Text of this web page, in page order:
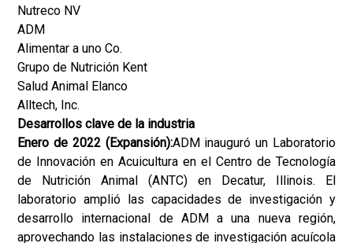
Nutreco NV
ADM
Alimentar a uno Co.
Grupo de Nutrición Kent
Salud Animal Elanco
Alltech, Inc.
Desarrollos clave de la industria
Enero de 2022 (Expansión):ADM inauguró un Laboratorio
de Innovación en Acuicultura en el Centro de Tecnología
de Nutrición Animal (ANTC) en Decatur, Illinois. El
laboratorio amplió las capacidades de investigación y
desarrollo internacional de ADM a una nueva región,
aprovechando las instalaciones de investigación acuícola